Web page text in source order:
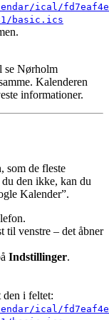
ical/
basic.ics
se Nørholm
Kalenderen
informationer.
som de fleste
den ikke, kan du
Kalender”.
til venstre – det åbner
Indstillinger.
den i feltet:
ical/